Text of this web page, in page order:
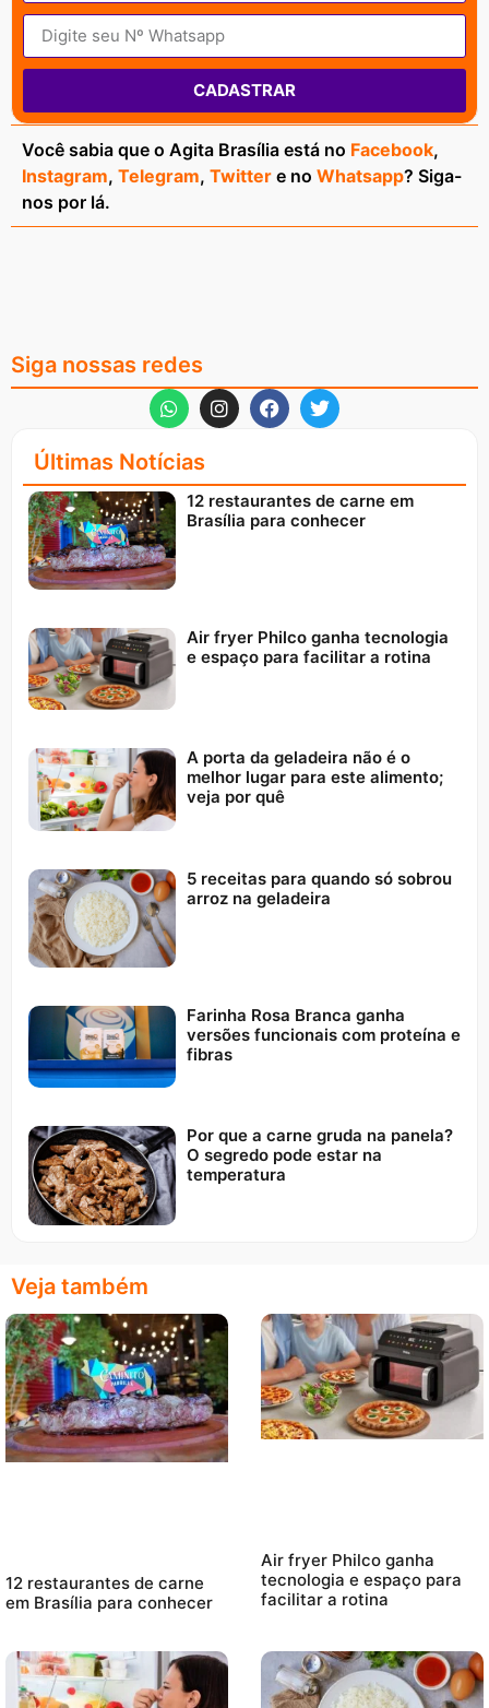
CADASTRAR
Você sabia que o Agita Brasília está no Facebook,
Instagram, Telegram, Twitter e no Whatsapp? Siga-
nos por lá.
Siga nossas redes
Últimas Notícias
12 restaurantes de carne em
Brasília para conhecer
Air fryer Philco ganha tecnologia
e espaço para facilitar a rotina
A porta da geladeira não é o
melhor lugar para este alimento;
veja por quê
5 receitas para quando só sobrou
arroz na geladeira
Farinha Rosa Branca ganha
versões funcionais com proteína e
fibras
Por que a carne gruda na panela?
O segredo pode estar na
temperatura
Veja também
12 restaurantes de carne
em Brasília para conhecer
Air fryer Philco ganha
tecnologia e espaço para
facilitar a rotina